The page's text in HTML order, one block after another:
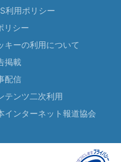
利用ポリシー
リシー
キーの利用について
掲載
配信
テンツ二次利用
インターネット報道協会